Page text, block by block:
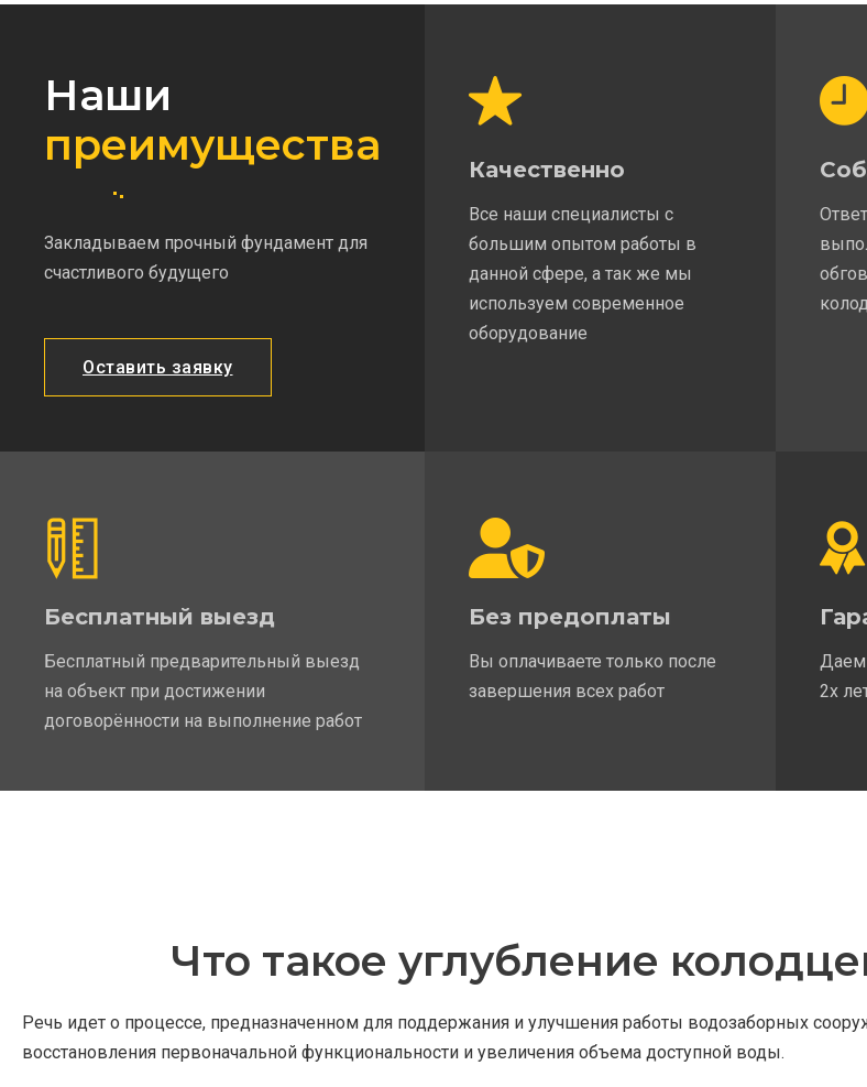
Наши
преимущества
Закладываем прочный фундамент для
счастливого будущего
Оставить заявку
Качественно
Все наши специалисты с
большим опытом работы в
данной сфере, а так же мы
используем современное
оборудование
Бесплатный выезд
Бесплатный предварительный выезд
на объект при достижении
договорённости на выполнение работ
Без предоплаты
Вы оплачиваете только после
завершения всех работ
Даем
2х
Что такое углубление
Речь идет о процессе, предназначенном для поддержания и улучшения работы водозаборных
восстановления первоначальной функциональности и увеличения объема доступной воды.